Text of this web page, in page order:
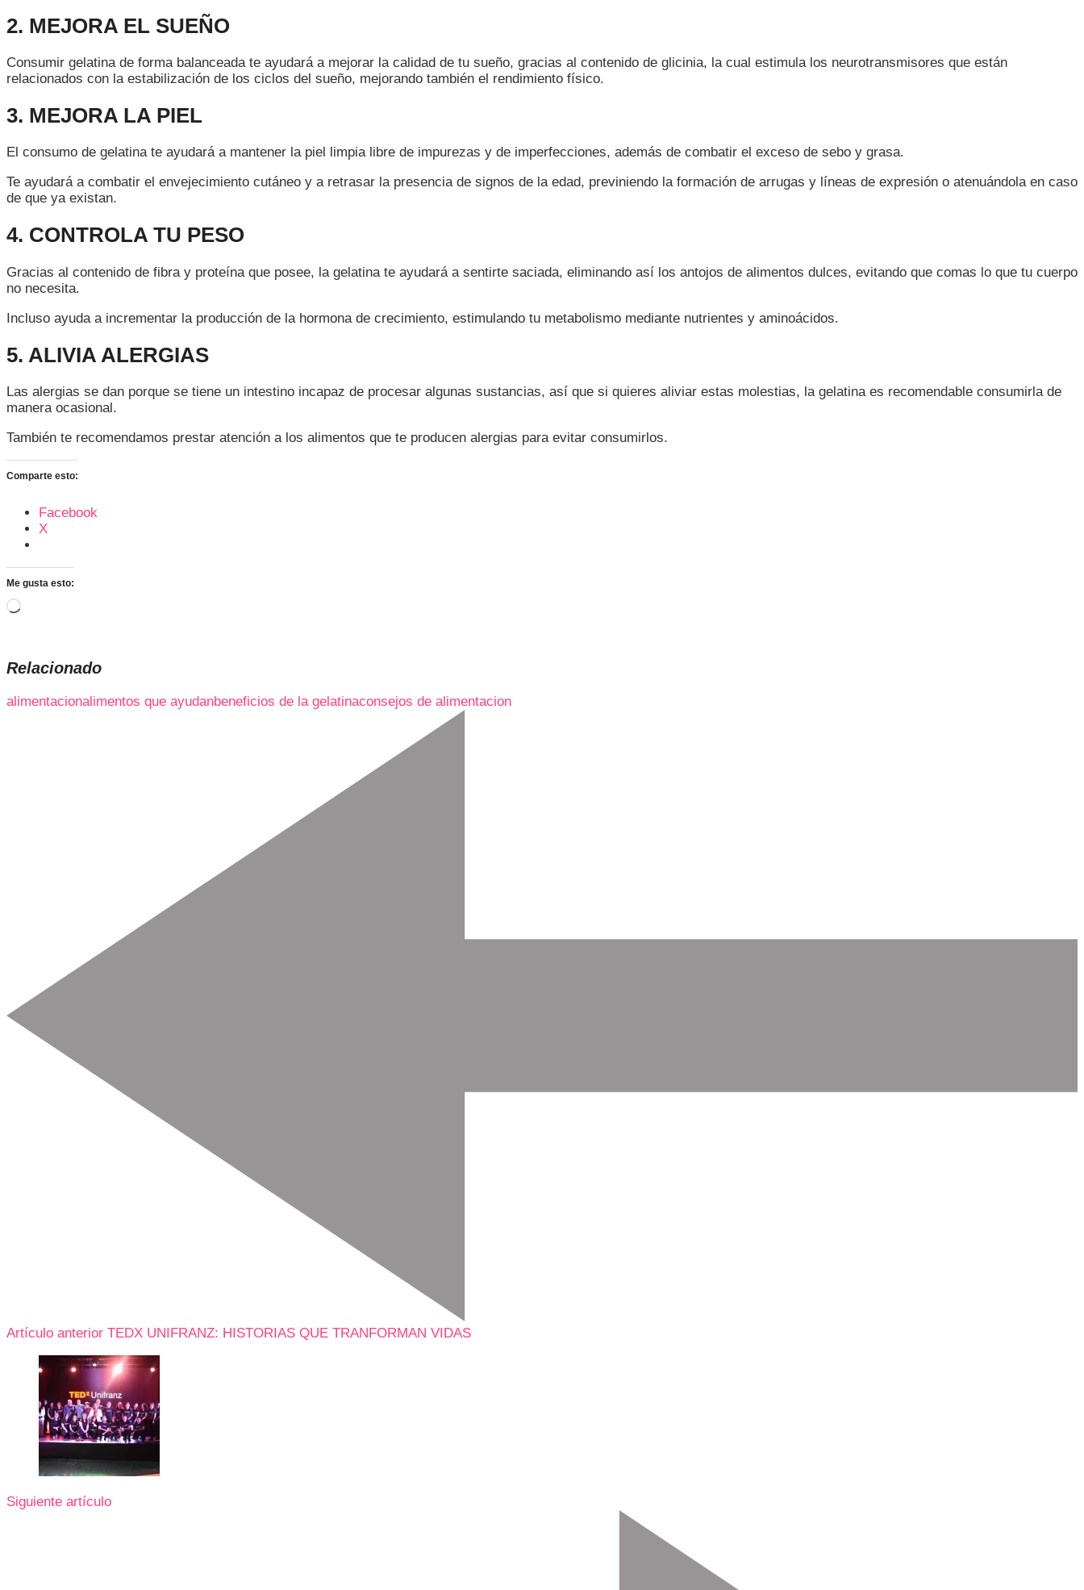
2. MEJORA EL SUEÑO
Consumir gelatina de forma balanceada te ayudará a mejorar la calidad de tu sueño, gracias al contenido de glicinia, la cual estimula los neurotransmisores que están
relacionados con la estabilización de los ciclos del sueño, mejorando también el rendimiento físico.
3. MEJORA LA PIEL
El consumo de gelatina te ayudará a mantener la piel limpia libre de impurezas y de imperfecciones, además de combatir el exceso de sebo y grasa.
Te ayudará a combatir el envejecimiento cutáneo y a retrasar la presencia de signos de la edad, previniendo la formación de arrugas y líneas de expresión o atenuándola en caso
de que ya existan.
4. CONTROLA TU PESO
Gracias al contenido de fibra y proteína que posee, la gelatina te ayudará a sentirte saciada, eliminando así los antojos de alimentos dulces, evitando que comas lo que tu cuerpo
no necesita.
Incluso ayuda a incrementar la producción de la hormona de crecimiento, estimulando tu metabolismo mediante nutrientes y aminoácidos.
5. ALIVIA ALERGIAS
Las alergias se dan porque se tiene un intestino incapaz de procesar algunas sustancias, así que si quieres aliviar estas molestias, la gelatina es recomendable consumirla de
manera ocasional.
También te recomendamos prestar atención a los alimentos que te producen alergias para evitar consumirlos.
Comparte esto:
Facebook
X
Me gusta esto:
Cargando...
Relacionado
alimentacionalimentos que ayudanbeneficios de la gelatinaconsejos de alimentacion
Artículo anterior TEDX UNIFRANZ: HISTORIAS QUE TRANFORMAN VIDAS
Siguiente artículo